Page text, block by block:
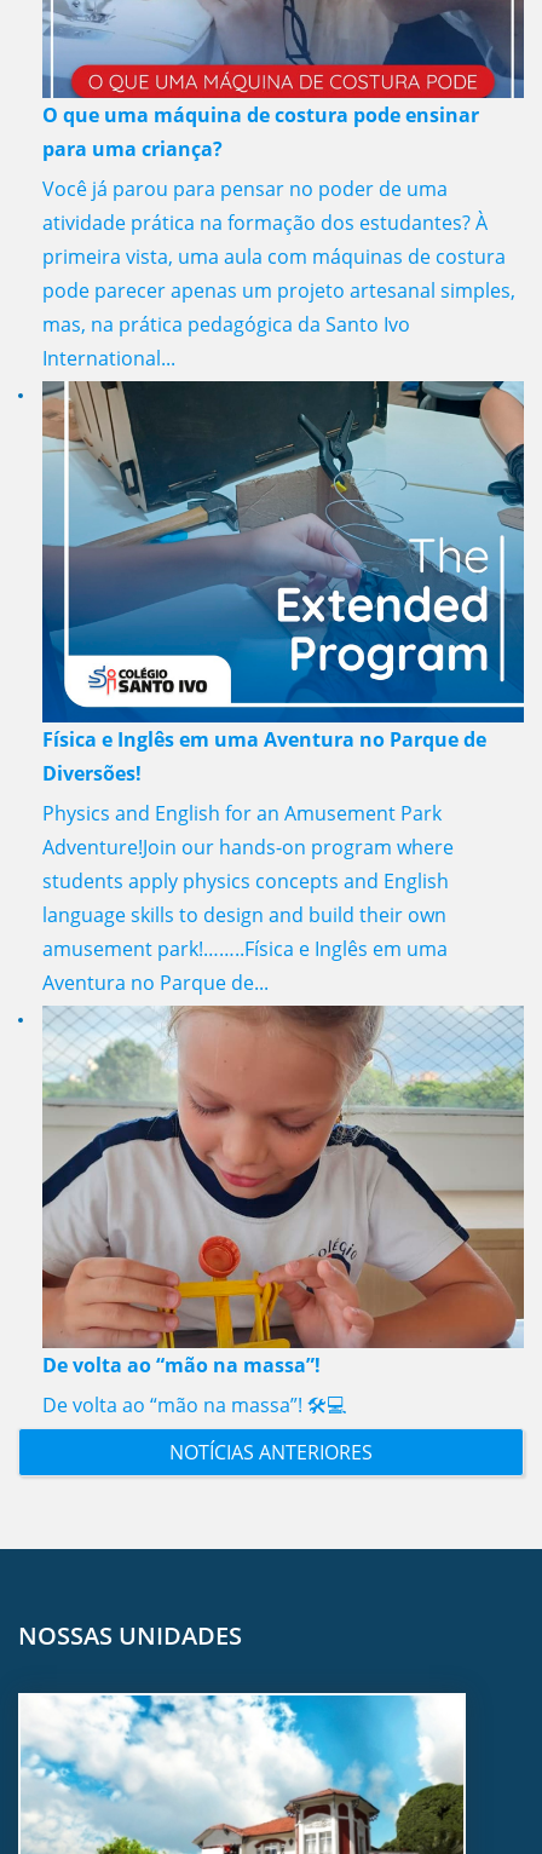
O que uma máquina de costura pode ensinar
para uma criança?
Você já parou para pensar no poder de uma
atividade prática na formação dos estudantes? À
primeira vista, uma aula com máquinas de costura
pode parecer apenas um projeto artesanal simples,
mas, na prática pedagógica da Santo Ivo
International...
Física e Inglês em uma Aventura no Parque de
Diversões!
Physics and English for an Amusement Park
Adventure!Join our hands-on program where
students apply physics concepts and English
language skills to design and build their own
amusement park!……..Física e Inglês em uma
Aventura no Parque de...
De volta ao “mão na massa”!
De volta ao “mão na massa”! 🛠️💻
NOTÍCIAS ANTERIORES
NOSSAS UNIDADES